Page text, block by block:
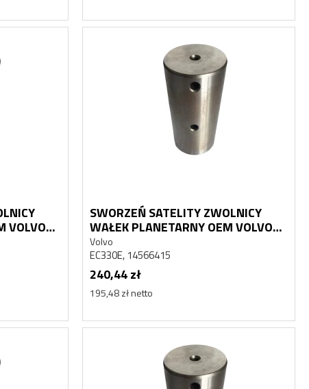
VOLVO
SWORZEŃ SATELITY ZWOLNICY
WAŁEK PLANETARNY OEM VOLVO
EC330E
Volvo
EC330E, 14566415
240,44 zł
195,48 zł netto
HYDROAKUMULATOR
AKUMULATOR HYDRAULICZNY
DAEWOO DOOSAN MEGA 250
K1014741, 460-00015, 2460-9055